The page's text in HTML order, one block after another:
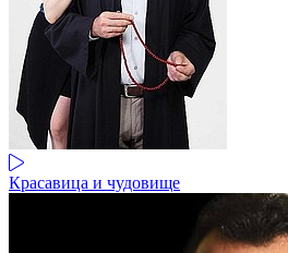
Красавица и чудовище